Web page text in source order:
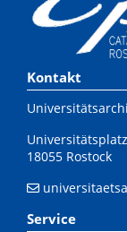
Kontakt
18055 Rostock
Service